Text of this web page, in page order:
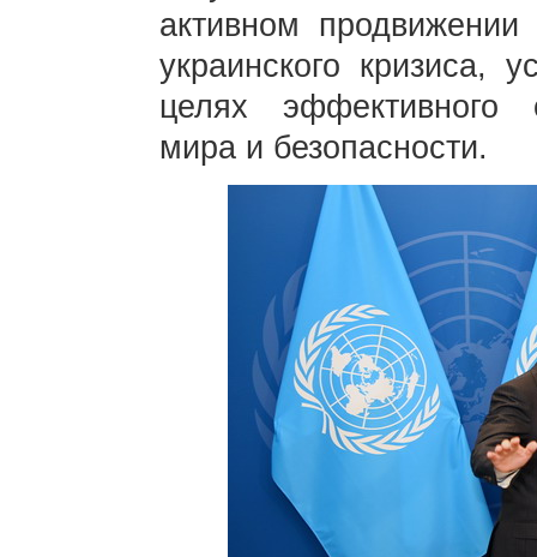
активном продвижении
украинского кризиса,
целях эффективного
мира и безопасности.